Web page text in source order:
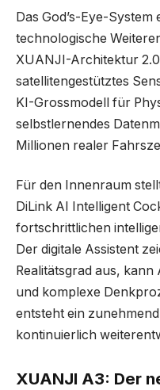
Das God’s-Eye-
technologische
XUANJI-Architektur
satellitengestütztes
KI-Grossmodell für
selbstlernendes
Millionen realer
Für den Innenraum
DiLink AI Intelligent
fortschrittlichen
Der digitale Assistent
Realitätsgrad aus,
und komplexe
entsteht ein
kontinuierlich
XUANJI A3: Der